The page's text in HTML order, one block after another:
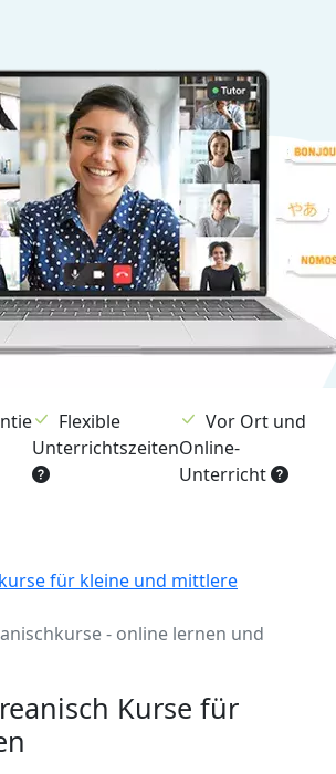
Flexible
Unterrichtszeiten
Vor Ort und
Online-
Unterricht
für kleine und mittlere
- online lernen und
Kurse für